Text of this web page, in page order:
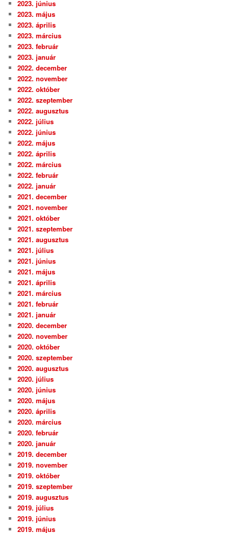
2023. június
2023. május
2023. április
2023. március
2023. február
2023. január
2022. december
2022. november
2022. október
2022. szeptember
2022. augusztus
2022. július
2022. június
2022. május
2022. április
2022. március
2022. február
2022. január
2021. december
2021. november
2021. október
2021. szeptember
2021. augusztus
2021. július
2021. június
2021. május
2021. április
2021. március
2021. február
2021. január
2020. december
2020. november
2020. október
2020. szeptember
2020. augusztus
2020. július
2020. június
2020. május
2020. április
2020. március
2020. február
2020. január
2019. december
2019. november
2019. október
2019. szeptember
2019. augusztus
2019. július
2019. június
2019. május